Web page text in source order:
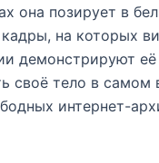
она позирует в
на которых
демонстрируют
своё тело в
интернет-